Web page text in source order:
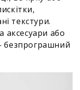
текстури.
аксесуари або
безпрограшний